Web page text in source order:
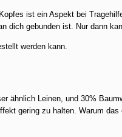
ist ein Aspekt bei
dich gebunden ist. Nur dann
werden kann.
ähnlich Leinen, und 30%
gering zu halten. Warum